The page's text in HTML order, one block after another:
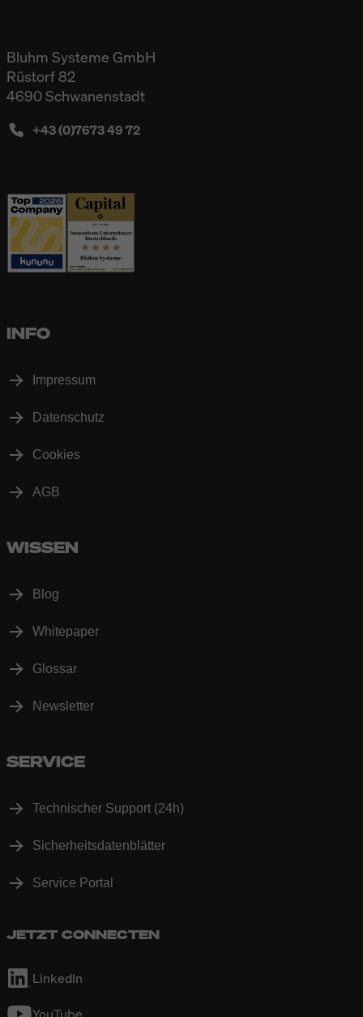
Bluhm Systeme GmbH
Rüstorf 82
4690 Schwanenstadt
+43 (0)7673 49 72
INFO
Impressum
Datenschutz
Cookies
AGB
WISSEN
Blog
Whitepaper
Glossar
Newsletter
SERVICE
Technischer Support (24h)
Sicherheitsdatenblätter
Service Portal
JETZT CONNECTEN
LinkedIn
YouTube